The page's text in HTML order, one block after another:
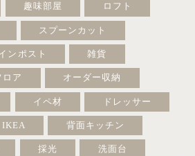
趣味部屋 ロフト
スプーンカット
ンポスト 雑貨
ロア オーダー収納
イペ材 ドレッサー
IKEA 背面キッチン
採光 洗面台